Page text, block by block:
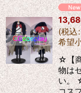
(税込:
希望
☆【
物は
い。